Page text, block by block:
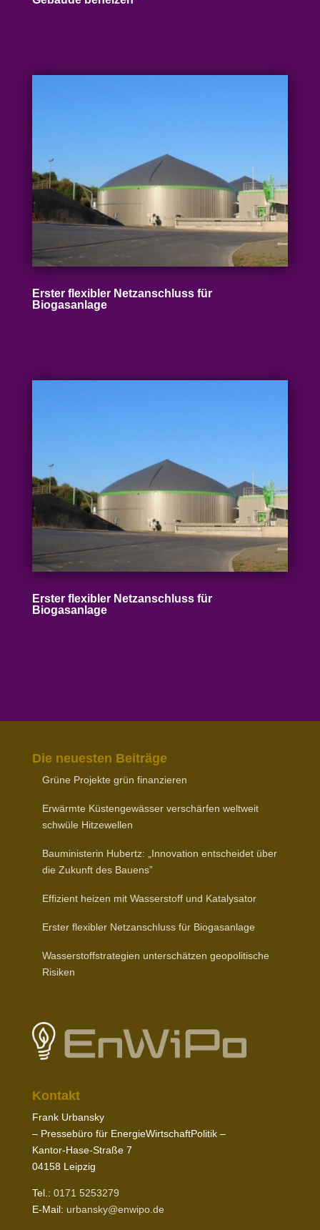
Erster flexibler Netz­an­schluss für
Biogasanlage
Erster flexibler Netz­an­schluss für
Biogasanlage
Die neuesten Beiträge
Grüne Projekte grün finanzieren
Erwärmte Küsten­ge­wässer verschärfen weltweit
schwüle Hitzewellen
Baumi­nis­terin Hubertz: „Inno­vation entscheidet über
die Zukunft des Bauens”
Effizient heizen mit Wasser­stoff und Katalysator
Erster flexibler Netz­an­schluss für Biogasanlage
Wasser­stoff­stra­tegien unter­schätzen geopo­li­tische
Risiken
Kontakt
Frank Urbansky
– Pres­sebüro für EnergieWirtschaftPolitik –
Kantor-​Hase-​Straße 7
04158Leipzig
Tel.: 0171 5253279
E‑Mail: urbansky@​enwipo.​de